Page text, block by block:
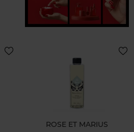
ROSE ET MARIUS